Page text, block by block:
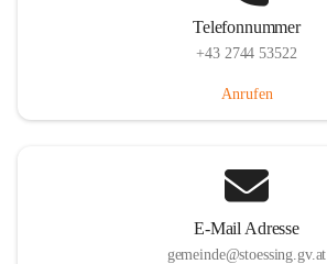
Telefonnummer
+43 2744 53522
Anrufen
E-Mail Adresse
gemeinde@stoessing.gv.at